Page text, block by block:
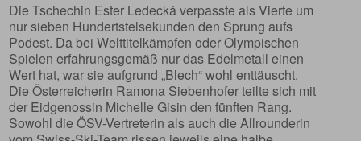
Die Tschechin Ester Ledecká verpasste als Vierte um
nur sieben Hundertstelsekunden den Sprung aufs
Podest. Da bei Welttitelkämpfen oder Olympischen
Spielen erfahrungsgemäß nur das Edelmetall einen
Wert hat, war sie aufgrund „Blech“ wohl enttäuscht.
Die Österreicherin Ramona Siebenhofer teilte sich mit
der Eidgenossin Michelle Gisin den fünften Rang.
Sowohl die ÖSV-Vertreterin als auch die Allrounderin